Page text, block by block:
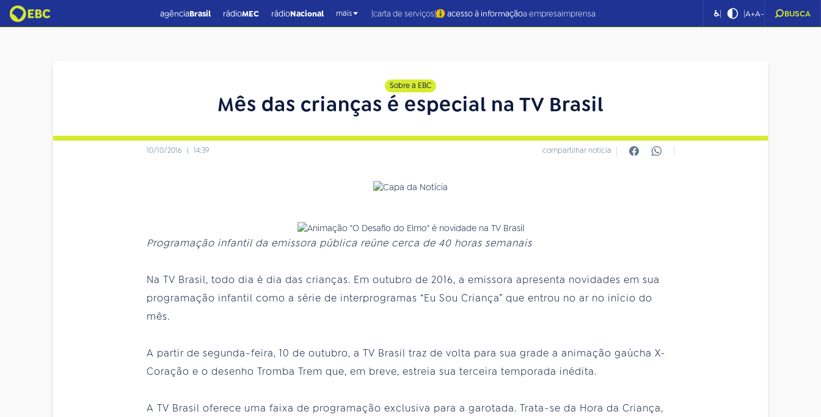
agênciaBrasil rádioMEC rádioNacional mais |carta de serviços| acesso à informaçãoa empresaimprensa ♿| |A+A- BUSCA
Sobre a EBC
Mês das crianças é especial na TV Brasil
10/10/2016 | 14:39 compartilhar notícia
Programação infantil da emissora pública reúne cerca de 40 horas semanais
Na TV Brasil, todo dia é dia das crianças. Em outubro de 2016, a emissora apresenta novidades em sua
programação infantil como a série de interprogramas “Eu Sou Criança” que entrou no ar no início do
mês.
A partir de segunda-feira, 10 de outubro, a TV Brasil traz de volta para sua grade a animação gaúcha X-
Coração e o desenho Tromba Trem que, em breve, estreia sua terceira temporada inédita.
A TV Brasil oferece uma faixa de programação exclusiva para a garotada. Trata-se da Hora da Criança,